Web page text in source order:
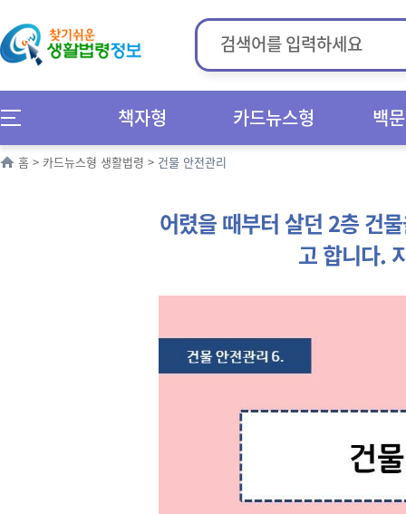
책자형 카드뉴스형 백
홈 > 카드뉴스형 생활법령 > 건물 안전관리
어렸을 때부터 살던 2층 건
고 합니다.